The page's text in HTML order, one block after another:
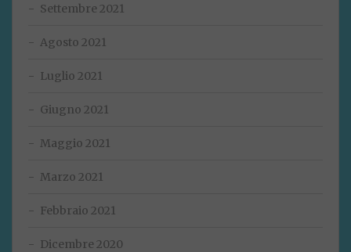
Settembre 2021
Agosto 2021
Luglio 2021
Giugno 2021
Maggio 2021
Marzo 2021
Febbraio 2021
Dicembre 2020